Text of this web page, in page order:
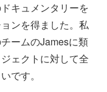
キュメンタリーを
ンを得ました。私
ームのJamesに類
ェクトに対して全
です。